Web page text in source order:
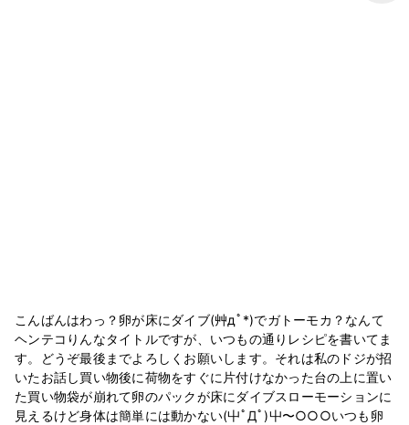
こんばんはわっ？卵が床にダイブ(艸дﾟ*)でガトーモカ？なんて
ヘンテコりんなタイトルですが、いつもの通りレシピを書いてま
す。どうぞ最後までよろしくお願いします。それは私のドジが招
いたお話し買い物後に荷物をすぐに片付けなかった台の上に置い
た買い物袋が崩れて卵のパックが床にダイブスローモーションに
見えるけど身体は簡単には動かない(屮ﾟДﾟ)屮〜○○○いつも卵